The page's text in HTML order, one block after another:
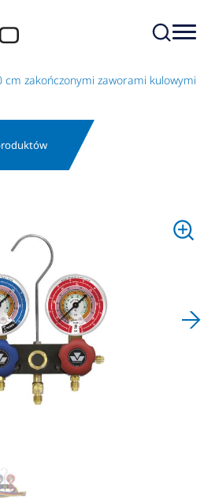
zakończonymi zaworami kulowymi